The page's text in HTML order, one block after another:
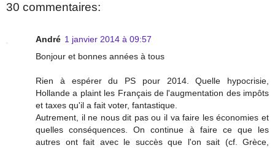
30 commentaires:
André 1 janvier 2014 à 09:57
Bonjour et bonnes années à tous
Rien à espérer du PS pour 2014. Quelle hypocrisie,
Hollande a plaint les Français de l'augmentation des impôts
et taxes qu'il a fait voter, fantastique.
Autrement, il ne nous dit pas ou il va faire les économies et
quelles conséquences. On continue à faire ce que les
autres ont fait avec le succès que l'on sait (cf. Grèce,